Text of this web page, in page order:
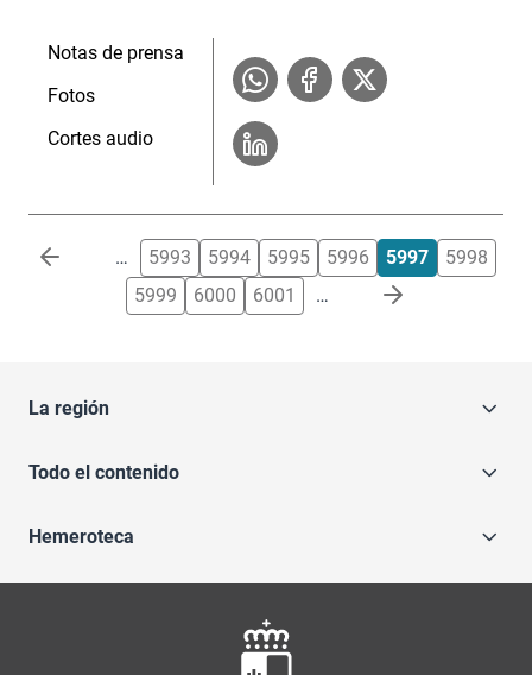
Notas de prensa
Fotos
Cortes audio
Paginación … 5993 5994 5995 5996 5997
5998
5999
6000 6001 …
La región
Todo el contenido
Hemeroteca